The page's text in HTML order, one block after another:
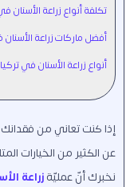
تكلفة أنواع زراعة الأسنان
أفضل ماركات زراعة
أنواع زراعة الأسنان في
إذا كنت تعاني من فقدانك
عن الكثير من الخيارات
نخبرك أنّ عمليّةزراعة